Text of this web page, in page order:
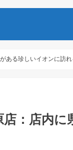
ある珍しいイオンに訪れ
：店内に